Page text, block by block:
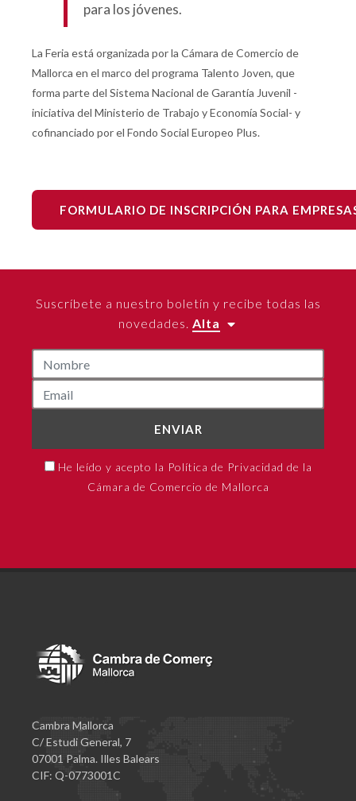
para los jóvenes.
La Feria está organizada por la Cámara de Comercio de
Mallorca en el marco del programa Talento Joven, que
forma parte del Sistema Nacional de Garantía Juvenil -
iniciativa del Ministerio de Trabajo y Economía Social- y
cofinanciado por el Fondo Social Europeo Plus.
FORMULARIO DE INSCRIPCIÓN PARA
Suscríbete a nuestro boletín y recibe todas las
novedades. Alta
ENVIAR
He leído y acepto la Política de Privacidad de la
Cámara de Comercio de Mallorca
Cambra Mallorca
C/ Estudi General, 7
07001 Palma. Illes Balears
CIF: Q-0773001C